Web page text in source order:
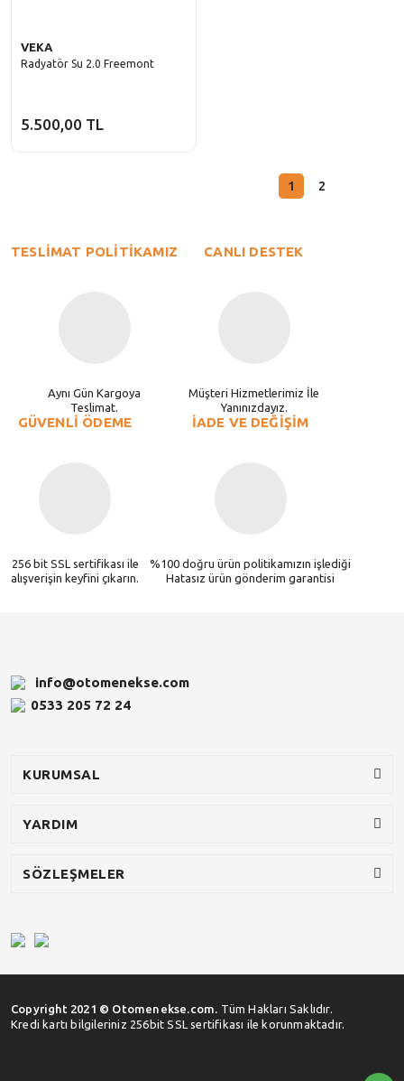
VEKA
Radyatör Su 2.0 Freemont
5.500,00 TL
1 2
TESLİMAT POLİTİKAMIZ
Aynı Gün Kargoya
Teslimat.
CANLI DESTEK
Müşteri Hizmetlerimiz İle
Yanınızdayız.
GÜVENLİ ÖDEME
256 bit SSL sertifikası ile
alışverişin keyfini çıkarın.
İADE VE DEĞİŞİM
%100 doğru ürün politikamızın işlediği
Hatasız ürün gönderim garantisi
info@otomenekse.com
0533 205 72 24
KURUMSAL
YARDIM
SÖZLEŞMELER
Copyright 2021 © Otomenekse.com. Tüm Hakları Saklıdır.
Kredi kartı bilgileriniz 256bit SSL sertifikası ile korunmaktadır.